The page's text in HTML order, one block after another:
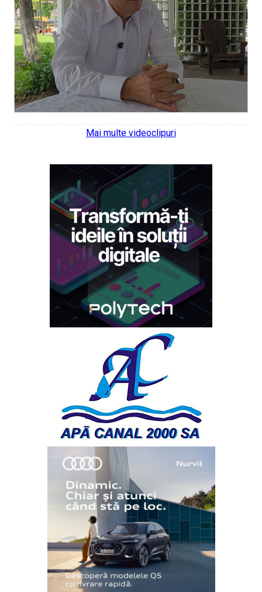
Mai multe videoclipuri